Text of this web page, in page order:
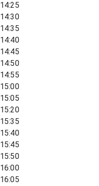
14:25
14:30
14:35
14:40
14:45
14:50
14:55
15:00
15:05
15:20
15:35
15:40
15:45
15:50
16:00
16:05